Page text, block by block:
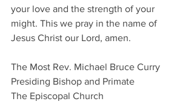
your love and the strength of your
might. This we pray in the name of
Jesus Christ our Lord, amen.
The Most Rev. Michael Bruce Curry
Presiding Bishop and Primate
The Episcopal Church